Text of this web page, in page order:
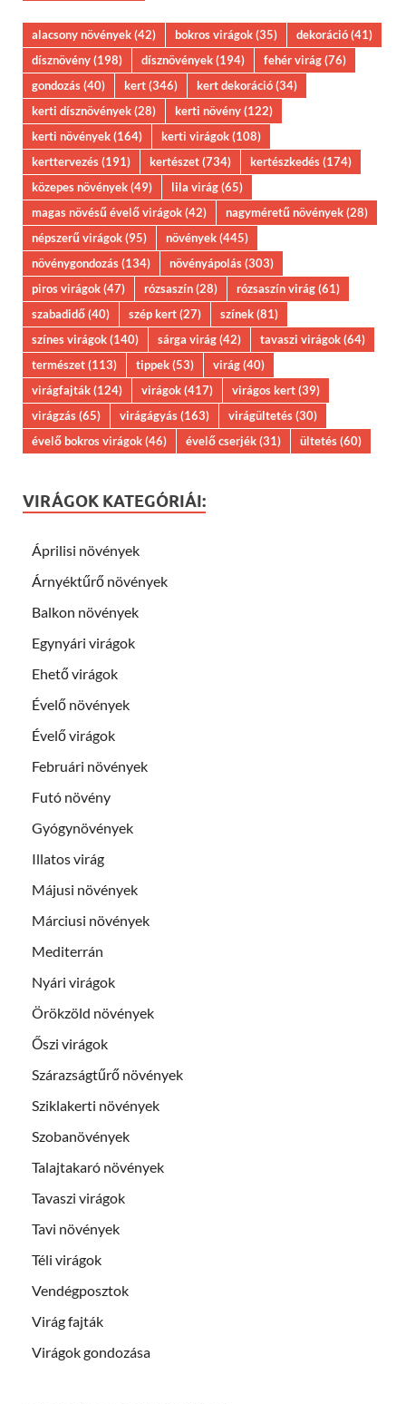
alacsony növények(42) bokros virágok(35) dekoráció(41)
dísznövény(198) dísznövények(194) fehér virág(76)
gondozás(40) kert(346) kert dekoráció(34)
kerti dísznövények(28) kerti növény(122)
kerti növények(164) kerti virágok(108)
kerttervezés(191) kertészet(734) kertészkedés(174)
közepes növények(49) lila virág(65)
magas növésű évelő virágok(42) nagyméretű növények(28)
népszerű virágok(95) növények(445)
növénygondozás(134) növényápolás(303)
piros virágok(47) rózsaszín(28) rózsaszín virág(61)
szabadidő(40) szép kert(27) színek(81)
színes virágok(140) sárga virág(42) tavaszi virágok(64)
természet(113) tippek(53) virág(40)
virágfajták(124) virágok(417) virágos kert(39)
virágzás(65) virágágyás(163) virágültetés(30)
évelő bokros virágok(46) évelő cserjék(31) ültetés(60)
VIRÁGOK KATEGÓRIÁI:
Áprilisi növények
Árnyéktűrő növények
Balkon növények
Egynyári virágok
Ehető virágok
Évelő növények
Évelő virágok
Februári növények
Futó növény
Gyógynövények
Illatos virág
Májusi növények
Márciusi növények
Mediterrán
Nyári virágok
Örökzöld növények
Őszi virágok
Szárazságtűrő növények
Sziklakerti növények
Szobanövények
Talajtakaró növények
Tavaszi virágok
Tavi növények
Téli virágok
Vendégposztok
Virág fajták
Virágok gondozása